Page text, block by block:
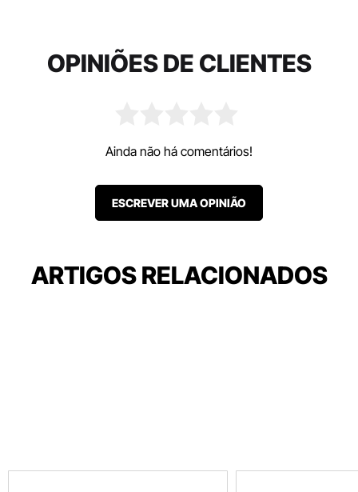
OPINIÕES DE CLIENTES
Ainda não há comentários!
ESCREVER UMA OPINIÃO
ARTIGOS RELACIONADOS